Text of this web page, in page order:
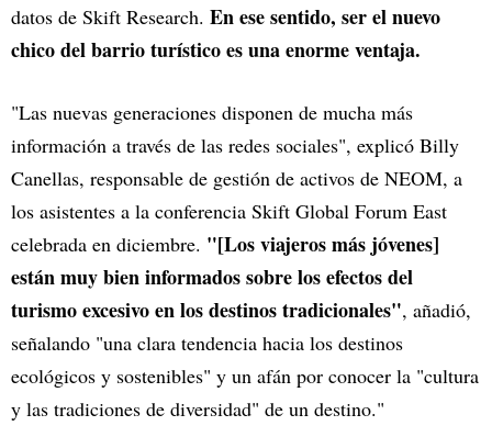
datos de Skift Research. En ese sentido, ser el nuevo
chico del barrio turístico es una enorme ventaja.
"Las nuevas generaciones disponen de mucha más
información a través de las redes sociales", explicó Billy
Canellas, responsable de gestión de activos de NEOM, a
los asistentes a la conferencia Skift Global Forum East
celebrada en diciembre. "[Los viajeros más jóvenes]
están muy bien informados sobre los efectos del
turismo excesivo en los destinos tradicionales", añadió,
señalando "una clara tendencia hacia los destinos
ecológicos y sostenibles" y un afán por conocer la "cultura
y las tradiciones de diversidad" de un destino."